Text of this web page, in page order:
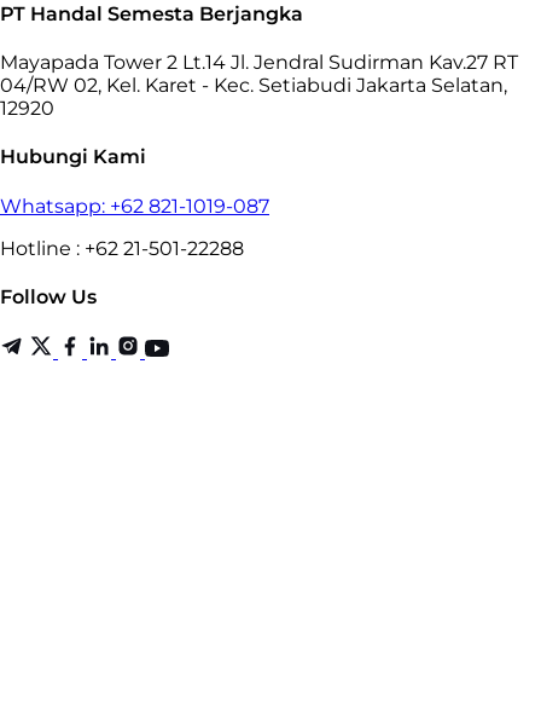
PT Handal Semesta Berjangka
Mayapada Tower 2 Lt.14 Jl. Jendral Sudirman Kav.27 RT
04/RW 02, Kel. Karet - Kec. Setiabudi Jakarta Selatan,
12920
Hubungi Kami
Whatsapp: +62 821-1019-087
Hotline : +62 21-501-22288
Follow Us